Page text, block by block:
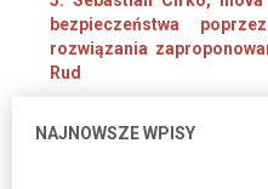
bezpieczeństwa
rozwiązania
Rud
NAJNOWSZE WPISY